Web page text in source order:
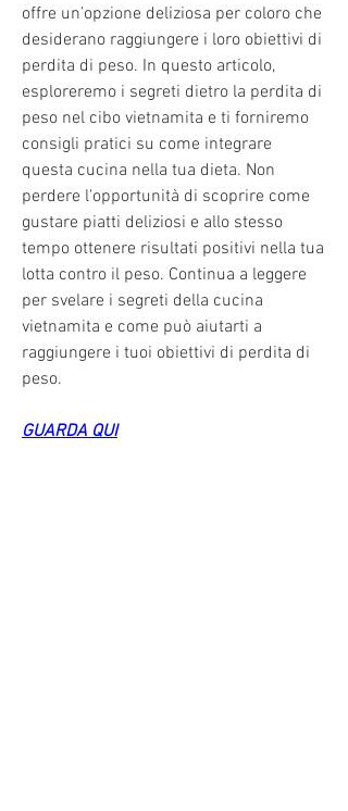
offre un'opzione deliziosa per coloro che
desiderano raggiungere i loro obiettivi di
perdita di peso. In questo articolo,
esploreremo i segreti dietro la perdita di
peso nel cibo vietnamita e ti forniremo
consigli pratici su come integrare
questa cucina nella tua dieta. Non
perdere l'opportunità di scoprire come
gustare piatti deliziosi e allo stesso
tempo ottenere risultati positivi nella tua
lotta contro il peso. Continua a leggere
per svelare i segreti della cucina
vietnamita e come può aiutarti a
raggiungere i tuoi obiettivi di perdita di
peso.
GUARDA QUI